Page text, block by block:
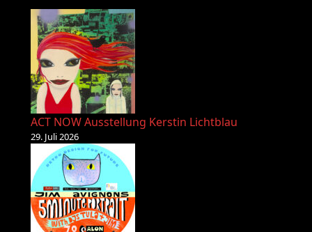
ACT NOW Ausstellung Kerstin Lichtblau
29. Juli 2026